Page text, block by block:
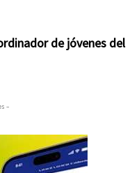
de jóvenes del
–